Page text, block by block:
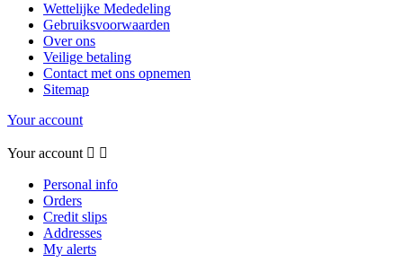
Wettelijke Mededeling
Gebruiksvoorwaarden
Over ons
Veilige betaling
Contact met ons opnemen
Sitemap
Your account
Your account  
Personal info
Orders
Credit slips
Addresses
My alerts